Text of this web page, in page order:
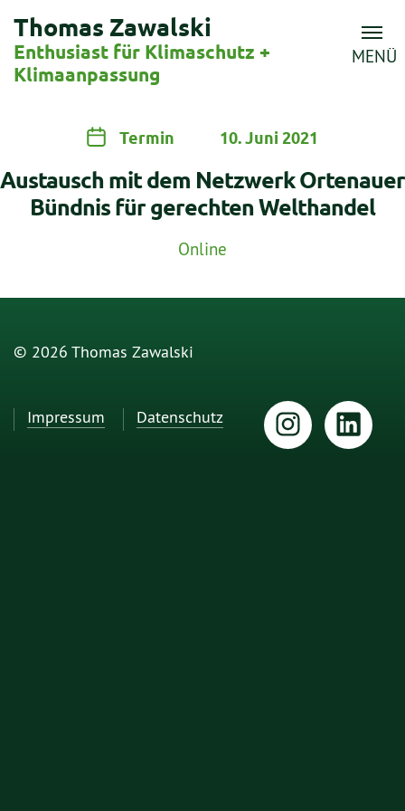
Thomas Zawalski
Enthusiast für Klimaschutz +
Klimaanpassung
MENÜ
Termin 10. Juni 2021
Austausch mit dem Netzwerk Ortenauer
Bündnis für gerechten Welthandel
Online
© 2026 Thomas Zawalski
Impressum Datenschutz